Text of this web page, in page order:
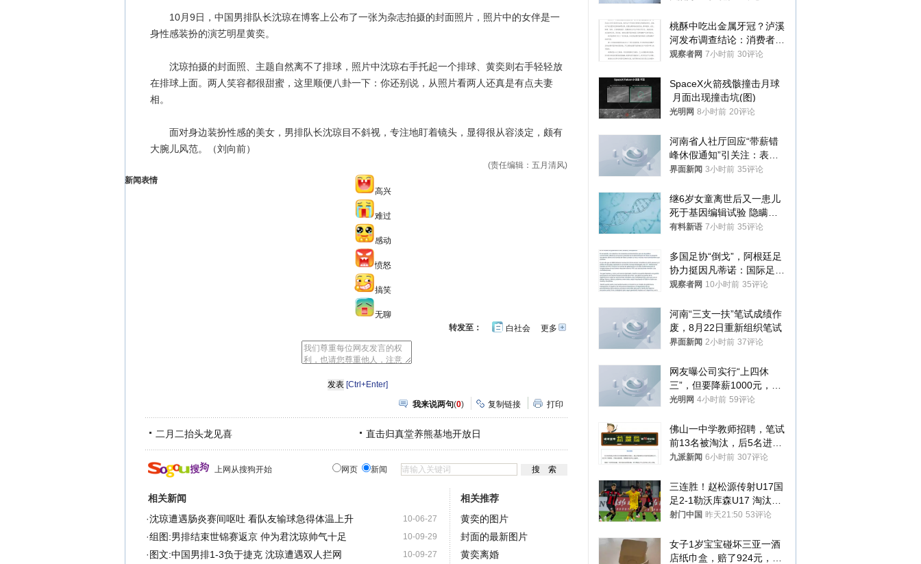
10月9日，中国男排队长沈琼在博客上公布了一张为杂志拍摄的封面照片，照片中的女伴是一
身性感装扮的演艺明星黄奕。
沈琼拍摄的封面照、主题自然离不了排球，照片中沈琼右手托起一个排球、黄奕则右手轻轻放
在排球上面。两人笑容都很甜蜜，这里顺便八卦一下：你还别说，从照片看两人还真是有点夫妻
相。
面对身边装扮性感的美女，男排队长沈琼目不斜视，专注地盯着镜头，显得很从容淡定，颇有
大腕儿风范。（刘向前）
(责任编辑：五月清风)
新闻表情
高兴
难过
感动
愤怒
搞笑
无聊
更多开
转发至： 白社会
[Ctrl+Enter]
我来说两句(0) 复制链接 打印
二月二抬头龙见喜 直击归真堂养熊基地开放日
上网从搜狗开始 网页 新闻
相关新闻
10-06-27
·沈琼遭遇肠炎赛间呕吐 看队友输球急得体温上升
10-09-29
·组图:男排结束世锦赛返京 仲为君沈琼帅气十足
10-09-27
· 图文:中国男排1-3负于捷克 沈琼遭遇双人拦网
相关推荐
黄奕的图片
封面的最新图片
黄奕离婚
桃酥中吃出金属牙冠？泸溪
河发布调查结论：消费者已
澄清，所发视频情况不属实
观察者网 7小时前 30评论
SpaceX火箭残骸撞击月球
月面出现撞击坑(图)
光明网 8小时前 20评论
河南省人社厅回应“带薪错
峰休假通知”引关注：表述
不够准确，待修改后印发
界面新闻 3小时前 35评论
继6岁女童离世后又一患儿
死于基因编辑试验 隐瞒一
年才对外披露
有料新语 7小时前 35评论
多国足协“倒戈”，阿根廷足
协力挺因凡蒂诺：国际足联
今后应继续在其领导下前行
观察者网 10小时前 35评论
河南“三支一扶”笔试成绩作
废，8月22日重新组织笔试
界面新闻 2小时前 37评论
网友曝公司实行“上四休
三”，但要降薪1000元，不
接受只能辞职
光明网 4小时前 59评论
佛山一中学教师招聘，笔试
前13名被淘汰，后5名进体
检，被疑萝卜岗，官方通
九派新闻 6小时前 307评论
三连胜！赵松源传射U17国
足2-1勒沃库森U17 淘汰赛
将战河床
射门中国 昨天21:50 53评论
女子1岁宝宝碰坏三亚一酒
店纸巾盒，赔了924元，发